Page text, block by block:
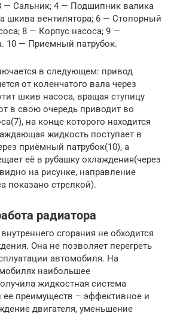
— Сальник; 4 — Подшипник валика
шкива вентилятора; 6 — Стопорный
8 — Корпус насоса; 9 —
10 — Приемный патрубок.
в следующем: привод
от коленчатого вала через
шкив насоса, вращая ступицу
в свою очередь приводит во
на конце которого находится
жидкость поступает в
приёмный патрубок(10), а
её в рубашку охлаждения(через
на рисунке, направление
показано стрелкой).
радиатора
сгорания не обходится
Она не позволяет перегреть
автомобиля. На
наибольшее
жидкостная система
преимуществ – эффективное и
двигателя, уменьшение